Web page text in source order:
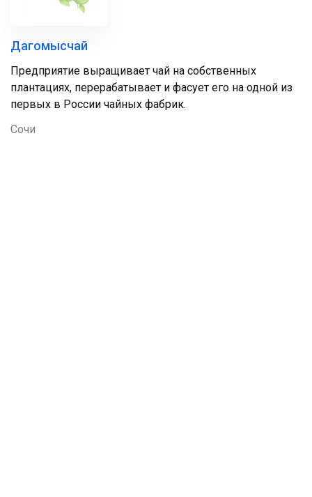
Дагомысчай
Предприятие выращивает чай на собственных
плантациях, перерабатывает и фасует его на одной из
первых в России чайных фабрик.
Сочи